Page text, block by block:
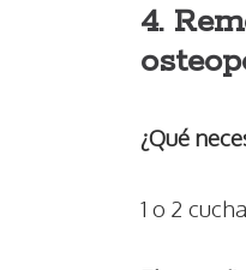
4.
¿Qué
1 o 2